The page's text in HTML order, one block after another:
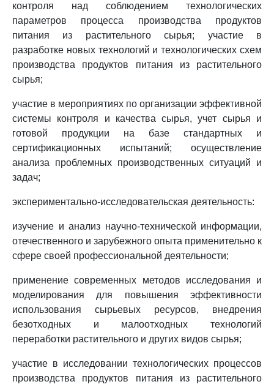
контроля над соблюдением технологических
параметров процесса производства продуктов
питания из растительного сырья; участие в
разработке новых технологий и технологических схем
производства продуктов питания из растительного
сырья;
участие в мероприятиях по организации эффективной
системы контроля и качества сырья, учет сырья и
готовой продукции на базе стандартных и
сертификационных испытаний; осуществление
анализа проблемных производственных ситуаций и
задач;
экспериментально-исследовательская деятельность:
изучение и анализ научно-технической информации,
отечественного и зарубежного опыта применительно к
сфере своей профессиональной деятельности;
применение современных методов исследования и
моделирования для повышения эффективности
использования сырьевых ресурсов, внедрения
безотходных и малоотходных технологий
переработки растительного и других видов сырья;
участие в исследовании технологических процессов
производства продуктов питания из растительного